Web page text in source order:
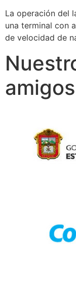
La operación del
una terminal con
de velocidad de
amigos